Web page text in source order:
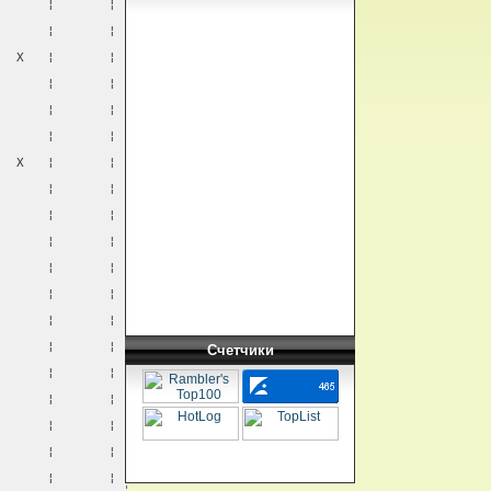
¦       ¦
¦       ¦
X   ¦       ¦
¦       ¦
¦       ¦
¦       ¦
X   ¦       ¦
¦       ¦
¦       ¦
¦       ¦
¦       ¦
¦       ¦
¦       ¦
¦       ¦
¦       ¦
¦       ¦
¦       ¦
¦       ¦
¦       ¦
Счетчики